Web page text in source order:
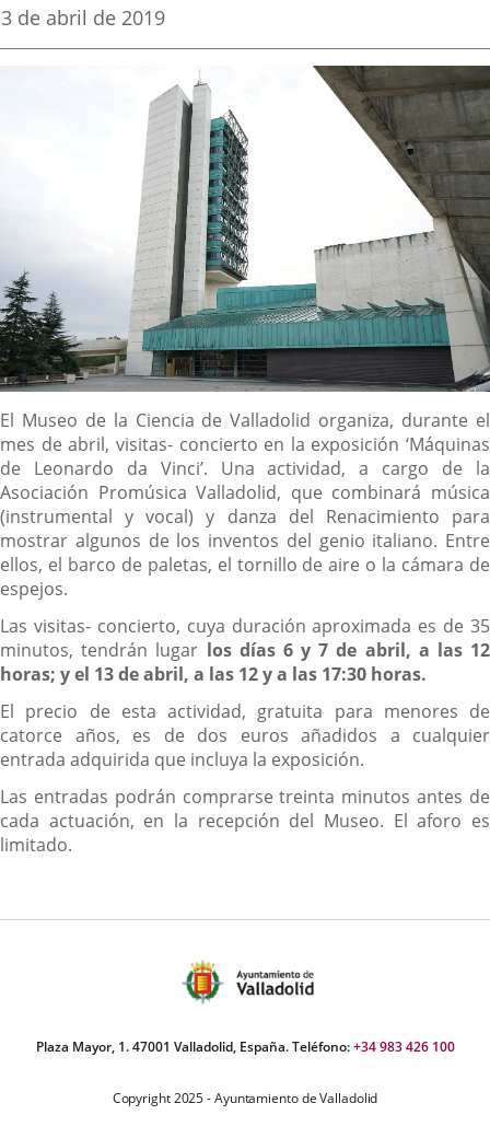
aplicación
externa.
aplicación
externa.
Fecha
la
3 de abril de 2019
Descripción
El Museo de la Ciencia de Valladolid organiza, durante el
mes de abril, visitas- concierto en la exposición ‘Máquinas
de Leonardo da Vinci’. Una actividad, a cargo de la
Asociación Promúsica Valladolid, que combinará música
(instrumental y vocal) y danza del Renacimiento para
mostrar algunos de los inventos del genio italiano. Entre
ellos, el barco de paletas, el tornillo de aire o la cámara de
espejos.
Las visitas- concierto, cuya duración aproximada es de 35
minutos, tendrán lugar los días 6 y 7 de abril, a las 12
horas; y el 13 de abril, a las 12 y a las 17:30 horas.
El precio de esta actividad, gratuita para menores de
catorce años, es de dos euros añadidos a cualquier
entrada adquirida que incluya la exposición.
Las entradas podrán comprarse treinta minutos antes de
cada actuación, en la recepción del Museo. El aforo es
limitado.
Plaza Mayor, 1. 47001 Valladolid, España. Teléfono:+34 983 426 100
Copyright 2025 - Ayuntamiento de Valladolid